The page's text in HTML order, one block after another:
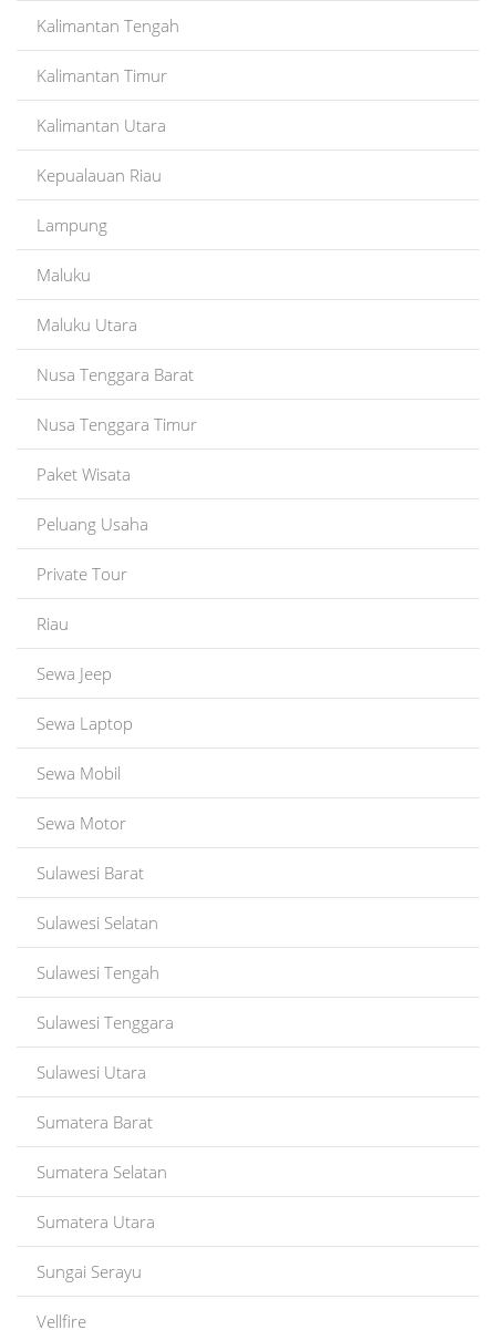
Kalimantan Tengah
Kalimantan Timur
Kalimantan Utara
Kepualauan Riau
Lampung
Maluku
Maluku Utara
Nusa Tenggara Barat
Nusa Tenggara Timur
Paket Wisata
Peluang Usaha
Private Tour
Riau
Sewa Jeep
Sewa Laptop
Sewa Mobil
Sewa Motor
Sulawesi Barat
Sulawesi Selatan
Sulawesi Tengah
Sulawesi Tenggara
Sulawesi Utara
Sumatera Barat
Sumatera Selatan
Sumatera Utara
Sungai Serayu
Vellfire